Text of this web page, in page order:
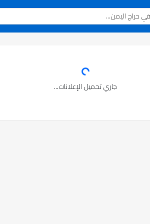
جاري تحميل الإعلانات...